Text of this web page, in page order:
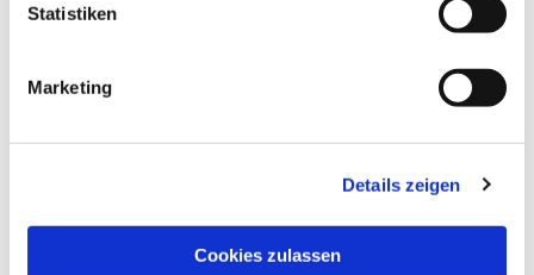
Statistiken
Marketing
Details zeigen
Cookies zulassen